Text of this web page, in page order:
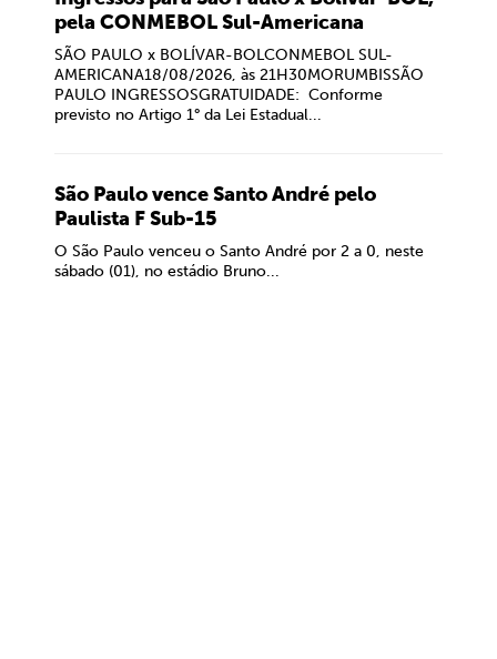
pela CONMEBOL Sul-Americana
SÃO PAULO x BOLÍVAR-BOLCONMEBOL SUL-
AMERICANA18/08/2026, às 21H30MORUMBISSÃO
PAULO INGRESSOSGRATUIDADE: Conforme
previsto no Artigo 1° da Lei Estadual...
São Paulo vence Santo André pelo
Paulista F Sub-15
O São Paulo venceu o Santo André por 2 a 0, neste
sábado (01), no estádio Bruno...